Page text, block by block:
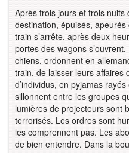
Après trois jours et trois nuits
destination, épuisés,
train s’arrête, après deux
portes des wagons
chiens, ordonnent en
train, de laisser leurs affaires
d’individus, en pyjamas
sillonnent entre les groupes
lumières de projecteurs sont
terrorisés. Les ordres sont
les comprennent pas. Les
de bien entendre. Dans la